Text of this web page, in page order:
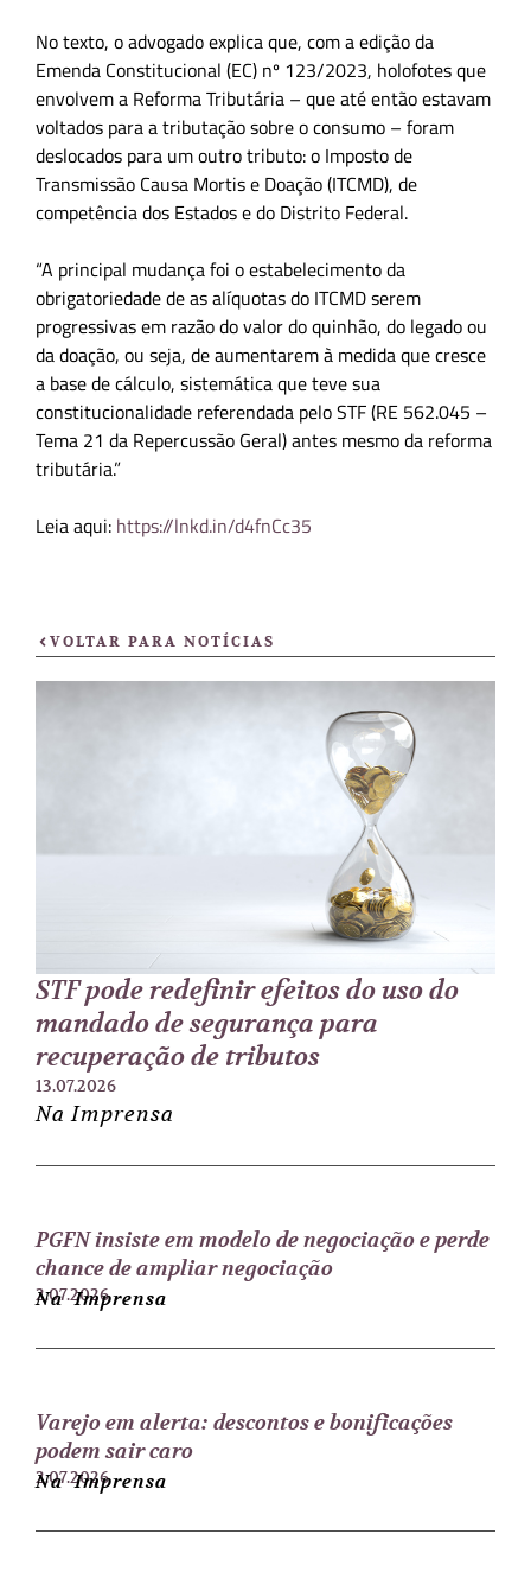
No texto, o advogado explica que, com a edição da
Emenda Constitucional (EC) nº 123/2023, holofotes que
envolvem a Reforma Tributária – que até então estavam
voltados para a tributação sobre o consumo – foram
deslocados para um outro tributo: o Imposto de
Transmissão Causa Mortis e Doação (ITCMD), de
competência dos Estados e do Distrito Federal.
“A principal mudança foi o estabelecimento da
obrigatoriedade de as alíquotas do ITCMD serem
progressivas em razão do valor do quinhão, do legado ou
da doação, ou seja, de aumentarem à medida que cresce
a base de cálculo, sistemática que teve sua
constitucionalidade referendada pelo STF (RE 562.045 –
Tema 21 da Repercussão Geral) antes mesmo da reforma
tributária.”
Leia aqui: https://lnkd.in/d4fnCc35
VOLTAR PARA NOTÍCIAS
STF pode redefinir efeitos do uso do
mandado de segurança para
recuperação de tributos
13.07.2026
Na Imprensa
PGFN insiste em modelo de negociação e perde
chance de ampliar negociação
2.07.2026
Na Imprensa
Varejo em alerta: descontos e bonificações
podem sair caro
2.07.2026
Na Imprensa